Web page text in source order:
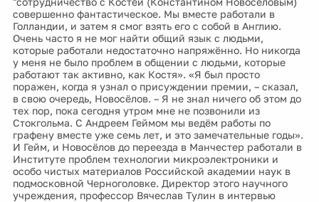
совершенно фантастическое. Мы вместе работали в
Голландии, и затем я смог взять его с собой в Англию.
Очень часто я не мог найти общий язык с людьми,
которые работали недостаточно напряжённо. Но никогда
у меня не было проблем в общении с людьми, которые
работают так активно, как Костя». «Я был просто
поражен, когда я узнал о присуждении премии, – сказал,
в свою очередь, Новосёлов. – Я не знал ничего об этом до
тех пор, пока сегодня утром мне не позвонили из
Стокгольма. С Андреем Геймом мы ведём работы по
графену вместе уже семь лет, и это замечательные годы».
И Гейм, и Новосёлов до переезда в Манчестер работали в
Институте проблем технологии микроэлектроники и
особо чистых материалов Российской академии наук в
подмосковной Черноголовке. Директор этого научного
учреждения, профессор Вячеслав Тулин в интервью